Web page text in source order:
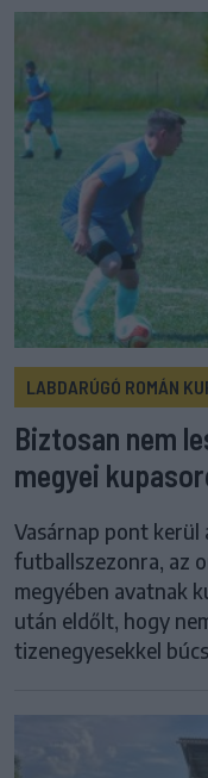
LABDARÚGÓ ROMÁN
Biztosan nem
megyei
Vasárnap pont kerül
futballszezonra, az
megyében avatnak
után eldőlt, hogy
tizenegyesekkel